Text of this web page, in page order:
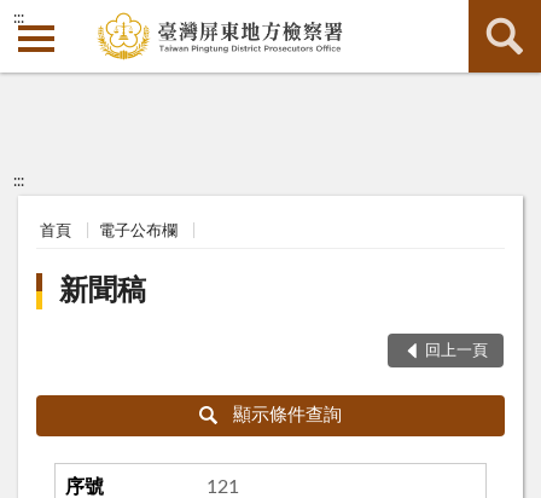
:::
:::
首頁 電子公布欄
新聞稿
回上一頁
顯示條件查詢
121